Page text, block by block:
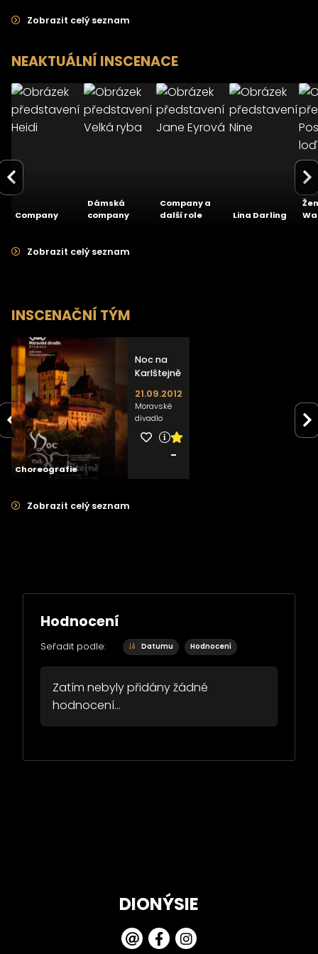
Zobrazit celý seznam
NEAKTUÁLNÍ INSCENACE
Company
>
Heidi
Dámská
company
>
Velká ryba
4.3
Company a
další role
>
Jane
Lina Darling
>
-
>
Zobrazit celý seznam
INSCENAČNÍ TÝM
Choreografie
Noc na
Karlštejně
21.09.2012
Moravské
divadlo
Olomouc
-
Zobrazit celý seznam
Hodnocení
Seřadit podle: Datumu Hodnocení
Zatím nebyly přidány žádné
hodnocení...
DIONÝSIE